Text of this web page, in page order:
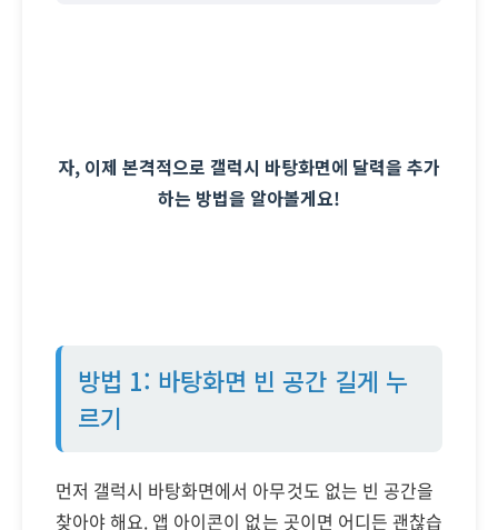
자, 이제 본격적으로 갤럭시 바탕화면에 달력을 추가
하는 방법을 알아볼게요!
방법 1: 바탕화면 빈 공간 길게 누
르기
먼저 갤럭시 바탕화면에서 아무것도 없는 빈 공간을
찾아야 해요. 앱 아이콘이 없는 곳이면 어디든 괜찮습